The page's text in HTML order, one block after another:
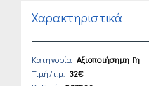
Χαρακτηριστικά
Κατηγορία Αξιοποιήσημη Γη
Τιμή/τ.μ. 32€